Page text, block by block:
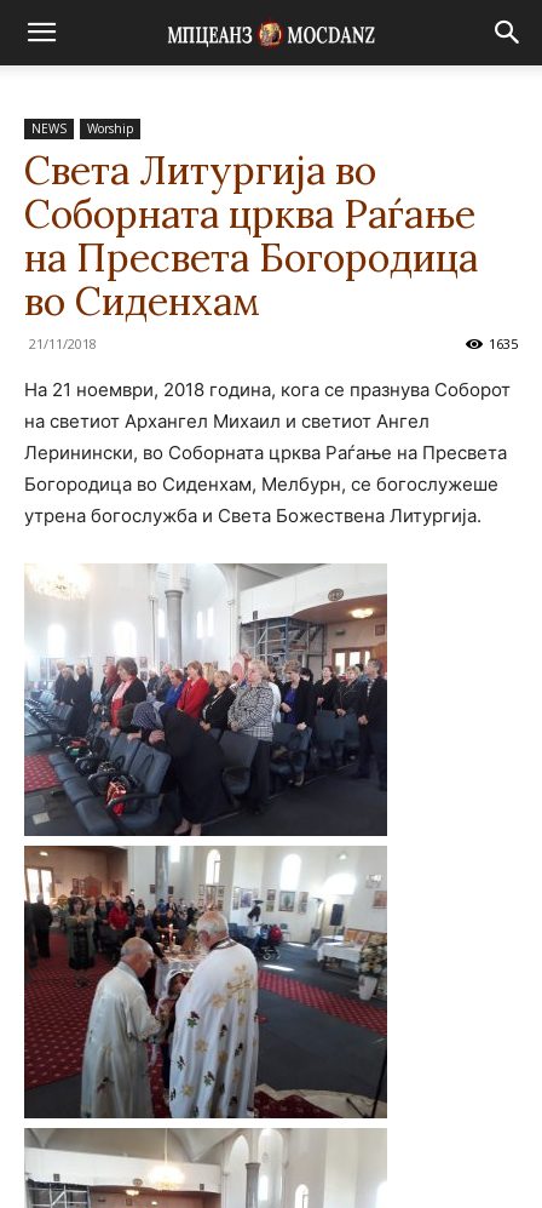
NEWS Worship
Света Литургија во
Соборната црква Раѓање
на Пресвета Богородица
во Сиденхам
21/11/2018 1635
На 21 ноември, 2018 година, кога се празнува Соборот
на светиот Архангел Михаил и светиот Ангел
Леринински, во Соборната црква Раѓање на Пресвета
Богородица во Сиденхам, Мелбурн, се богослужеше
утрена богослужба и Света Божествена Литургија.